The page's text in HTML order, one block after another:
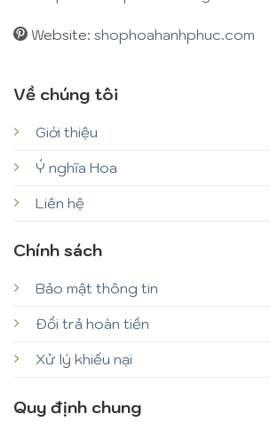
Website: shophoahanhphuc.com
Về chúng tôi
Giới thiệu
Ý nghĩa Hoa
Liên hệ
Chính sách
Bảo mật thông tin
Đổi trả hoàn tiền
Xử lý khiếu nại
Quy định chung